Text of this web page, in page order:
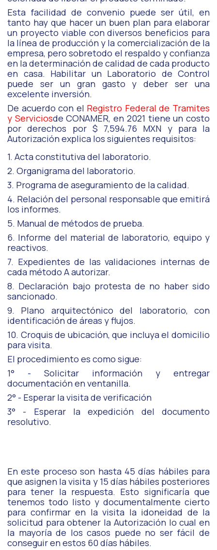
Esta facilidad de convenio puede ser útil, en
tanto hay que hacer un buen plan para elaborar
un proyecto viable con diversos beneficios para
la línea de producción y la comercialización de la
empresa, pero sobretodo el respaldo y confianza
en la determinación de calidad de cada producto
en casa. Habilitar un Laboratorio de Control
puede ser un gran gasto y deber ser una
excelente inversión.
De acuerdo con el Registro Federal de Tramites
y Serviciosde CONAMER, en 2021 tiene un costo
por derechos por $ 7,594.76 MXN y para la
Autorización explica los siguientes requisitos:
1. Acta constitutiva del laboratorio.
2. Organigrama del laboratorio.
3. Programa de aseguramiento de la calidad.
4. Relación del personal responsable que emitirá
los informes.
5. Manual de métodos de prueba.
6. Informe del material de laboratorio, equipo y
reactivos.
7. Expedientes de las validaciones internas de
cada método A autorizar.
8. Declaración bajo protesta de no haber sido
sancionado.
9. Plano arquitectónico del laboratorio, con
identificación de áreas y flujos.
10. Croquis de ubicación, que incluya el domicilio
para visita.
El procedimiento es como sigue:
1° - Solicitar información y entregar
documentación en ventanilla.
2° - Esperar la visita de verificación
3° - Esperar la expedición del documento
resolutivo.
En este proceso son hasta 45 días hábiles para
que asignen la visita y 15 días hábiles posteriores
para tener la respuesta. Esto significaría que
tenemos todo listo y documentalmente cierto
para confirmar en la visita la idoneidad de la
solicitud para obtener la Autorización lo cual en
la mayoría de los casos puede no ser fácil de
conseguir en estos 60 días hábiles.